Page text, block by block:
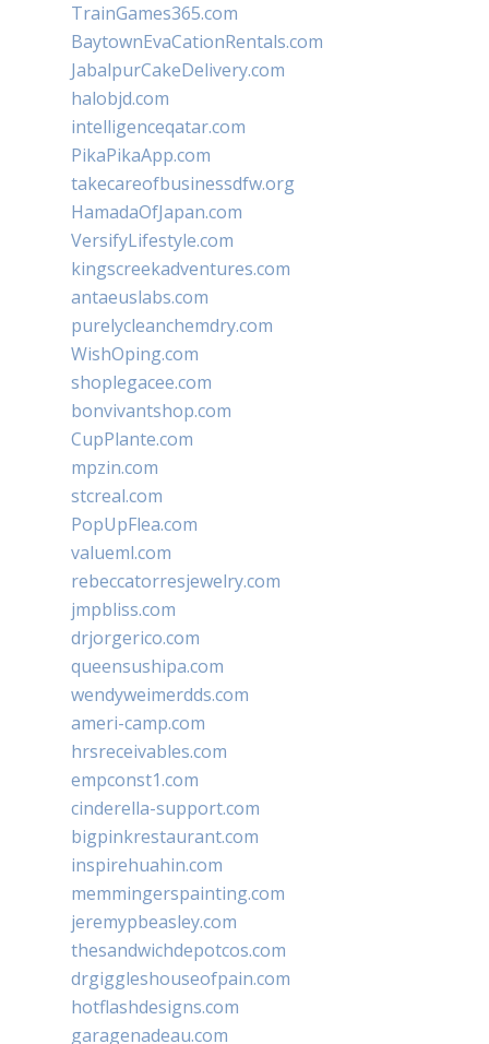
TrainGames365.com
BaytownEvaCationRentals.com
JabalpurCakeDelivery.com
halobjd.com
intelligenceqatar.com
PikaPikaApp.com
takecareofbusinessdfw.org
HamadaOfJapan.com
VersifyLifestyle.com
kingscreekadventures.com
antaeuslabs.com
purelycleanchemdry.com
WishOping.com
shoplegacee.com
bonvivantshop.com
CupPlante.com
mpzin.com
stcreal.com
PopUpFlea.com
valueml.com
rebeccatorresjewelry.com
jmpbliss.com
drjorgerico.com
queensushipa.com
wendyweimerdds.com
ameri-camp.com
hrsreceivables.com
empconst1.com
cinderella-support.com
bigpinkrestaurant.com
inspirehuahin.com
memmingerspainting.com
jeremypbeasley.com
thesandwichdepotcos.com
drgiggleshouseofpain.com
hotflashdesigns.com
garagenadeau.com